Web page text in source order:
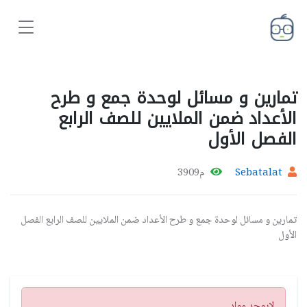
تمارين و مسائل لوحدة جمع و طرح
الأعداد ضمن الملايين للصف الرابع
الفصل الأول
Sebatalat م3909
تمارين و مسائل لوحدة جمع و طرح الأعداد ضمن الملايين للصف الرابع الفصل
الأول